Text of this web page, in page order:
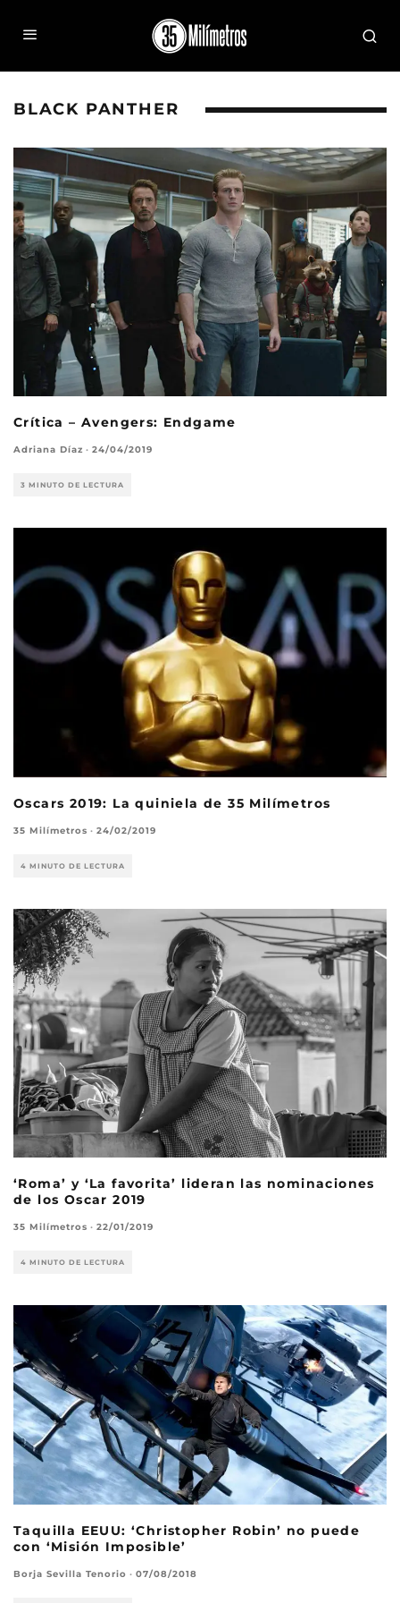
BLACK PANTHER
Crítica – Avengers: Endgame
Adriana Díaz · 24/04/2019
3 MINUTO DE LECTURA
Oscars 2019: La quiniela de 35 Milímetros
35 Milímetros · 24/02/2019
4 MINUTO DE LECTURA
‘Roma’ y ‘La favorita’ lideran las nominaciones
de los Oscar 2019
35 Milímetros · 22/01/2019
4 MINUTO DE LECTURA
Taquilla EEUU: ‘Christopher Robin’ no puede
con ‘Misión Imposible’
Borja Sevilla Tenorio · 07/08/2018